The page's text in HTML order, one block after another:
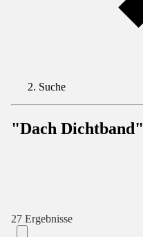
Suche
"Dach Dichtband"
27 Ergebnisse